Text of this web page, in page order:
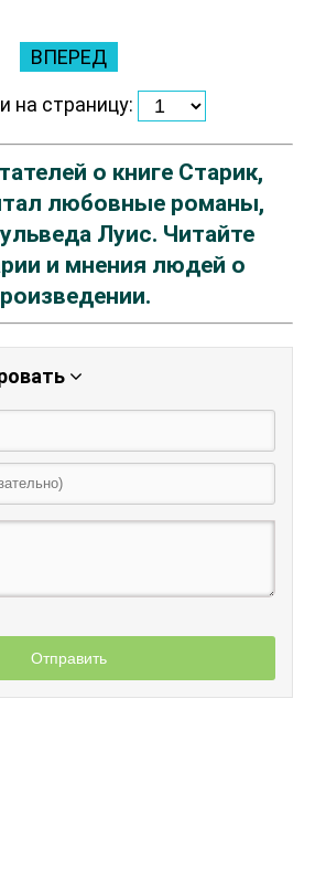
ВПЕРЕД
на страницу:
о книге Старик,
любовные романы,
Луис. Читайте
и мнения людей о
Отправить